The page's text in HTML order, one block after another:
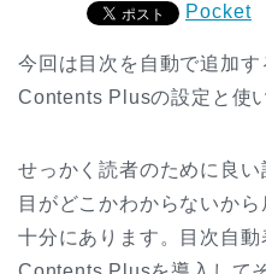
Pocket
今回は目次を自動で追加
Contents Plusの設定と使
せっかく読者のために良
目がどこかわからないか
十分にあります。目次自